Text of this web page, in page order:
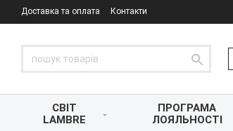
Доставка та оплата Контакти
СВІТ
LAMBRE
ПРОГРАМА
ЛОЯЛЬНОСТІ